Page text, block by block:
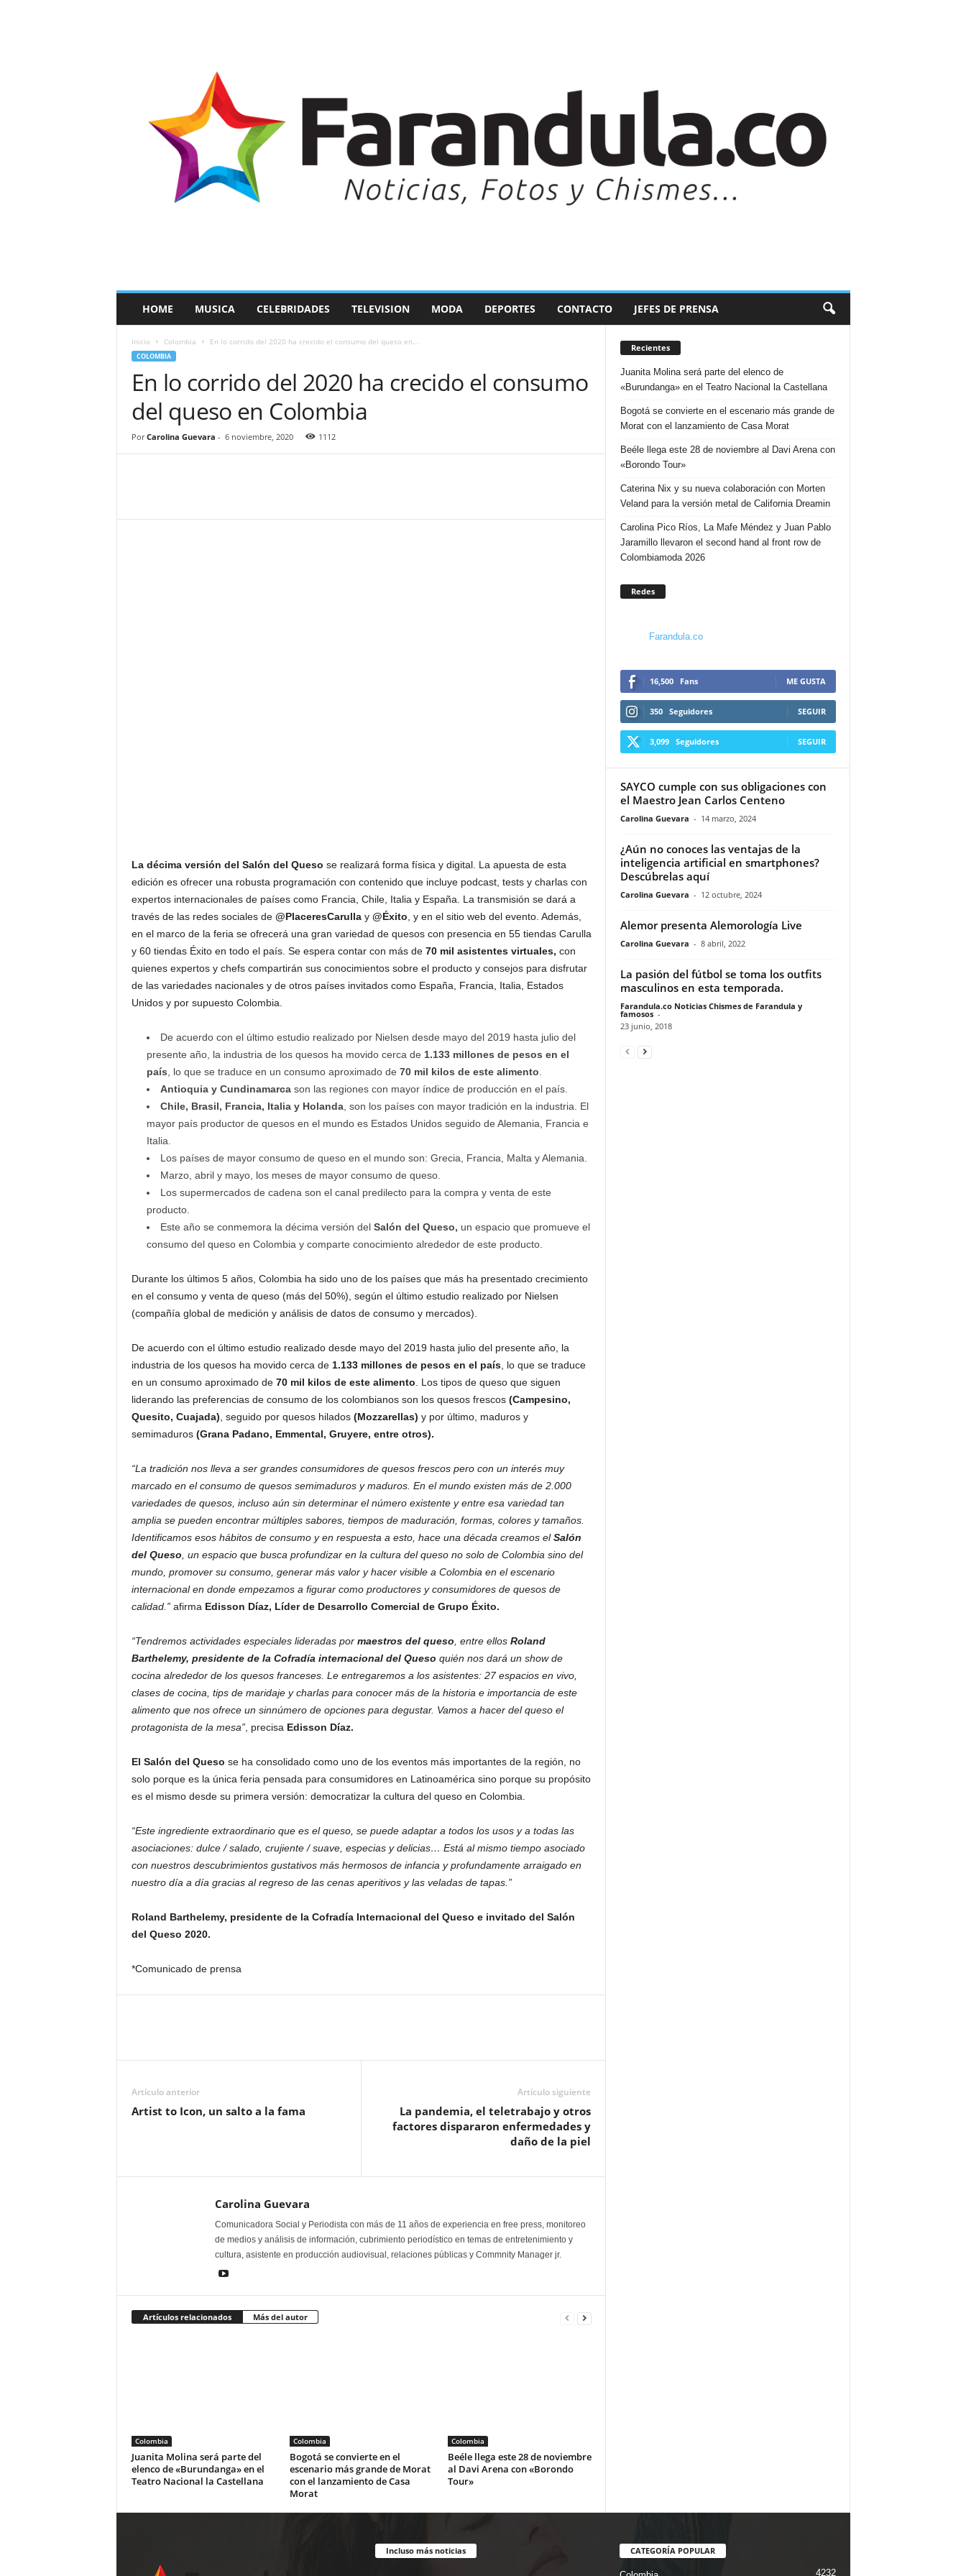
a
HOME MUSICA CELEBRIDADES TELEVISION MODA DEPORTES CONTACTO JEFES DE PRENSA
Inicio Colombia En lo corrido del 2020 ha crecido el consumo del queso en...
COLOMBIA
En lo corrido del 2020 ha crecido el consumo
del queso en Colombia
Por Carolina Guevara - 6 noviembre, 2020 1112
La décima versión del Salón del Queso se realizará forma física y digital. La apuesta de esta
edición es ofrecer una robusta programación con contenido que incluye podcast, tests y charlas con
expertos internacionales de países como Francia, Chile, Italia y España. La transmisión se dará a
través de las redes sociales de@PlaceresCarulla y@Éxito , y en el sitio web del evento. Además,
en el marco de la feria se ofrecerá una gran variedad de quesos con presencia en 55 tiendas Carulla
y 60 tiendas Éxito en todo el país. Se espera contar con más de 70 mil asistentes virtuales, con
quienes expertos y chefs compartirán sus conocimientos sobre el producto y consejos para disfrutar
de las variedades nacionales y de otros países invitados como España, Francia, Italia, Estados
Unidos y por supuesto Colombia.
De acuerdo con el último estudio realizado por Nielsen desde mayo del 2019 hasta julio del
presente año, la industria de los quesos ha movido cerca de 1.133 millones de pesos en el
país , lo que se traduce en un consumo aproximado de 70 mil kilos de este alimento
Antioquia y Cundinamarcason las regiones con mayor índice de producción en el país.
Chile, Brasil, Francia, Italia y Holanda, son los países con mayor tradición en la industria. El
mayor país productor de quesos en el mundo es Estados Unidos seguido de Alemania, Francia e
Italia.
Los países de mayor consumo de queso en el mundo son: Grecia, Francia, Malta y Alemania.
Marzo, abril y mayo, los meses de mayor consumo de queso.
Los supermercados de cadena son el canal predilecto para la compra y venta de este
producto.
Este año se conmemora la décima versión del Salón del Queso, un espacio que promueve el
consumo del queso en Colombia y comparte conocimiento alrededor de este producto.
Durante los últimos 5 años, Colombia ha sido uno de los países que más ha presentado crecimiento
en el consumo y venta de queso (más del 50%), según el último estudio realizado por Nielsen
(compañía global de medición y análisis de datos de consumo y mercados).
De acuerdo con el último estudio realizado desde mayo del 2019 hasta julio del presente año, la
industria de los quesos ha movido cerca de 1.133 millones de pesos en el país, lo que se traduce
en un consumo aproximado de70 mil kilos de este alimento . Los tipos de queso que siguen
liderando las preferencias de consumo de los colombianos son los quesos frescos (Campesino,
Quesito, Cuajada) , seguido por quesos hilados (Mozzarellas) y por último, maduros y
semimaduros (Grana Padano, Emmental, Gruyere, entre otros).
“La tradición nos lleva a ser grandes consumidores de quesos frescos pero con un interés muy
marcado en el consumo de quesos semimaduros y maduros. En el mundo existen más de 2.000
variedades de quesos, incluso aún sin determinar el número existente y entre esa variedad tan
amplia se pueden encontrar múltiples sabores, tiempos de maduración, formas, colores y tamaños.
Identificamos esos hábitos de consumo y en respuesta a esto, hace una década creamos elSalón
del Queso , un espacio que busca profundizar en la cultura del queso no solo de Colombia sino del
mundo, promover su consumo, generar más valor y hacer visible a Colombia en el escenario
internacional en donde empezamos a figurar como productores y consumidores de quesos de
calidad.”afirma Edisson Díaz, Líder de Desarrollo Comercial de Grupo Éxito.
“Tendremos actividades especiales lideradas por maestros del queso , entre ellos Roland
Barthelemy, presidente de la Cofradía internacional del Queso quién nos dará un show de
cocina alrededor de los quesos franceses. Le entregaremos a los asistentes: 27 espacios en vivo,
clases de cocina, tips de maridaje y charlas para conocer más de la historia e importancia de este
alimento que nos ofrece un sinnúmero de opciones para degustar. Vamos a hacer del queso el
protagonista de la mesa”, precisa Edisson Díaz.
El Salón del Queso se ha consolidado como uno de los eventos más importantes de la región, no
solo porque es la única feria pensada para consumidores en Latinoamérica sino porque su propósito
es el mismo desde su primera versión: democratizar la cultura del queso en Colombia.
“Este ingrediente extraordinario que es el queso, se puede adaptar a todos los usos y a todas las
asociaciones: dulce / salado, crujiente / suave, especias y delicias… Está al mismo tiempo asociado
con nuestros descubrimientos gustativos más hermosos de infancia y profundamente arraigado en
nuestro día a día gracias al regreso de las cenas aperitivos y las veladas de tapas.”
Roland Barthelemy, presidente de la Cofradía Internacional del Queso e invitado del Salón
del Queso 2020.
*Comunicado de prensa
Artículo anterior
Artist to Icon, un salto a la fama
Artículo siguiente
La pandemia, el teletrabajo y otros
factores dispararon enfermedades y
daño de la piel
Carolina Guevara
Comunicadora Social y Periodista con más de 11 años de experiencia en free press, monitoreo
de medios y análisis de información, cubrimiento periodístico en temas de entretenimiento y
cultura, asistente en producción audiovisual, relaciones públicas y Commnity Manager jr.
Artículos relacionados Más del autor
Colombia
Juanita Molina será parte del
elenco de «Burundanga» en el
Teatro Nacional la Castellana
Colombia
Bogotá se convierte en el
escenario más grande de Morat
con el lanzamiento de Casa
Morat
Colombia
Beéle llega este 28 de noviembre
al Davi Arena con «Borondo
Tour»
Recientes
Juanita Molina será parte del elenco de
«Burundanga» en el Teatro Nacional la Castellana
Bogotá se convierte en el escenario más grande de
Morat con el lanzamiento de Casa Morat
Beéle llega este 28 de noviembre al Davi Arena con
«Borondo Tour»
Caterina Nix y su nueva colaboración con Morten
Veland para la versión metal de California Dreamin
Carolina Pico Ríos, La Mafe Méndez y Juan Pablo
Jaramillo llevaron el second hand al front row de
Colombiamoda 2026
Redes
Farandula.co
16,500 Fans ME GUSTA
350 Seguidores SEGUIR
3,099 Seguidores SEGUIR
SAYCO cumple con sus obligaciones con
el Maestro Jean Carlos Centeno
Carolina Guevara - 14 marzo, 2024
¿Aún no conoces las ventajas de la
inteligencia artificial en smartphones?
Descúbrelas aquí
Carolina Guevara - 12 octubre, 2024
Alemor presenta Alemorología Live
Carolina Guevara - 8 abril, 2022
La pasión del fútbol se toma los outfits
masculinos en esta temporada.
Farandula.co Noticias Chismes de Farandula y
famosos -
23 junio, 2018
Incluso más noticias CATEGORÍA POPULAR
4232